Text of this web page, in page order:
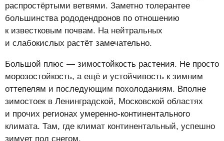
распростёртыми ветвями. Заметно толерантее
большинства рододендронов по отношению
к известковым почвам. На нейтральных
и слабокислых растёт замечательно.
Большой плюс — зимостойкость растения. Не просто
морозостойкость, а ещё и устойчивость к зимним
оттепелям и последующим похолоданиям. Вполне
зимостоек в Ленинградской, Московской областях
и прочих регионах умеренно-континентального
климата. Там, где климат континентальный, успешно
зимует под снегом.